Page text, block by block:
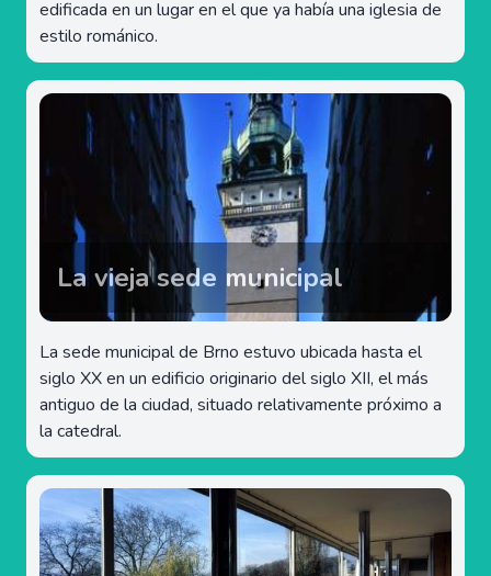
edificada en un lugar en el que ya había una iglesia de
estilo románico.
La vieja sede municipal
La sede municipal de Brno estuvo ubicada hasta el
siglo XX en un edificio originario del siglo XII, el más
antiguo de la ciudad, situado relativamente próximo a
la catedral.